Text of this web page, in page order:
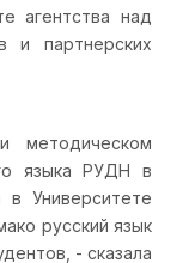
агентства над
и партнерских
языка РУДН в
Университете
русский язык
- сказала